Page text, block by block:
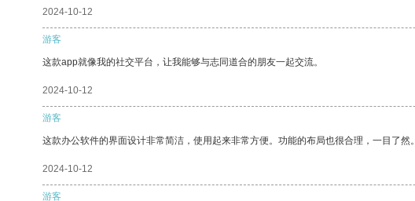
2024-10-12
游客
这款app就像我的社交平台，让我能够与志同道合的朋友一起交流。
2024-10-12
游客
这款办公软件的界面设计非常简洁，使用起来非常方便。功能的布局也很合理，一目了然。
2024-10-12
游客